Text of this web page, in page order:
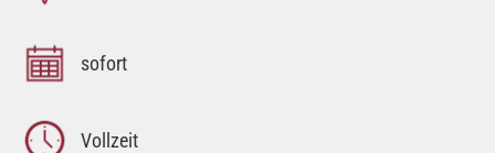
sofort
Vollzeit